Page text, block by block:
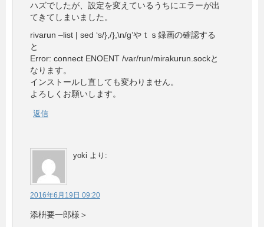
ハズでしたが、設定を変えているうちにエラーが出
てきてしまいました。
rivarun –list | sed ‘s/},/},\n/g’やｔｓ録画の確認する
と
Error: connect ENOENT /var/run/mirakurun.sockと
なります。
インストールし直しても変わりません。
よろしくお願いします。
返信
yoki より:
2016年6月19日 09:20
添枡要一郎様＞